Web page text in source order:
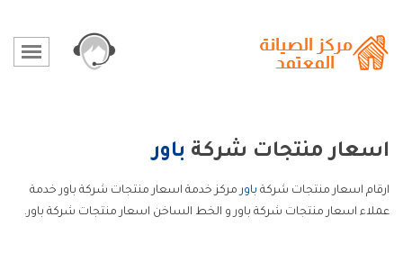
اسعار منتجات شركة باور
ارقام اسعار منتجات شركة باورمركز خدمة اسعار منتجات شركة باور خدمة
عملاء اسعار منتجات شركة باور و الخط الساخن اسعار منتجات شركة باور.